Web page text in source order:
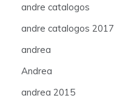
andre catalogos
andre catalogos 2017
andrea
Andrea
andrea 2015